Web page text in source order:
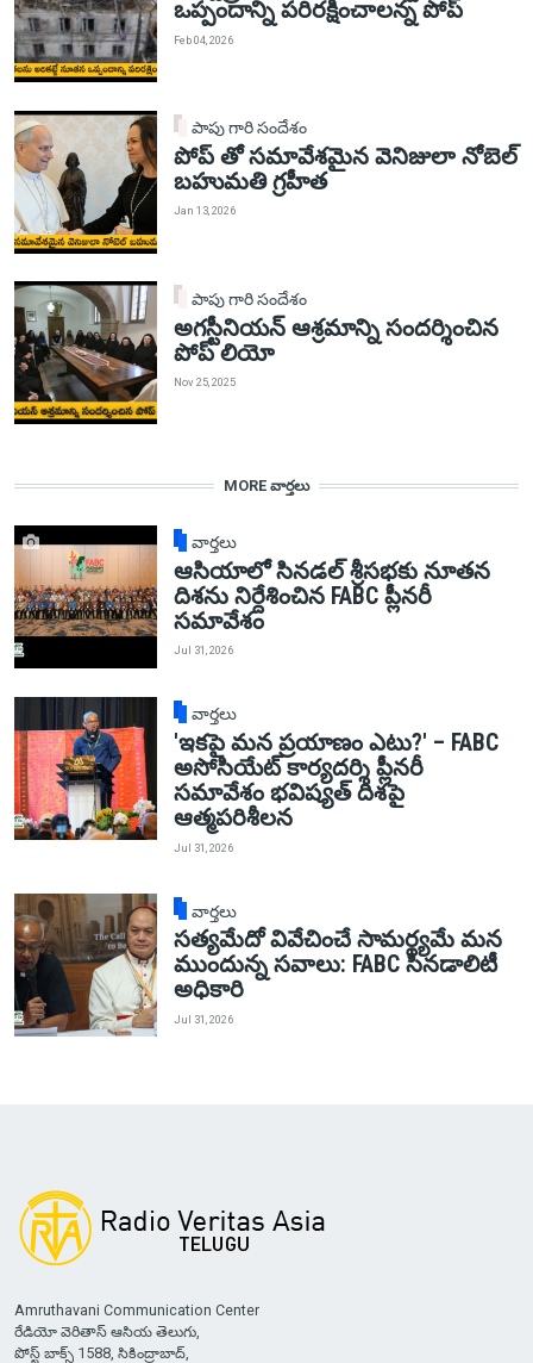
ఒప్పందాన్ని పరిరక్షించాలన్న పోప్
Feb 04, 2026
పాపు గారి సందేశం
పోప్ తో సమావేశమైన వెనిజులా నోబెల్
బహుమతి గ్రహీత
Jan 13, 2026
పాపు గారి సందేశం
అగస్టీనియన్ ఆశ్రమాన్ని సందర్శించిన
పోప్ లియో
Nov 25, 2025
MORE వార్తలు
వార్తలు
ఆసియాలో సినడల్ శ్రీసభకు నూతన
దిశను నిర్దేశించిన FABC ప్లీనరీ
సమావేశం
Jul 31, 2026
వార్తలు
'ఇకపై మన ప్రయాణం ఎటు?' – FABC
అసోసియేట్ కార్యదర్శి ప్లీనరీ
సమావేశం భవిష్యత్ దిశపై
ఆత్మపరిశీలన
Jul 31, 2026
వార్తలు
సత్యమేదో వివేచించే సామర్థ్యమే మన
ముందున్న సవాలు: FABC సినడాలిటీ
అధికారి
Jul 31, 2026
Amruthavani Communication Center
రేడియో వెరితాస్ ఆసియ తెలుగు,
పోస్ట్ బాక్స్ 1588, సికింద్రాబాద్,